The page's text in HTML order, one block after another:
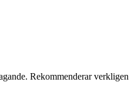
Rekommenderar verkligen